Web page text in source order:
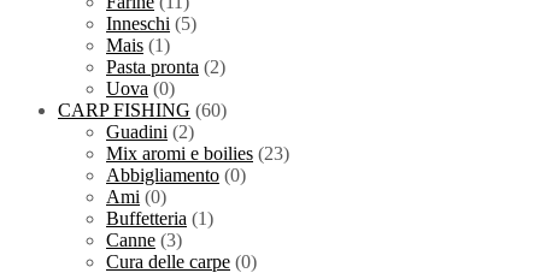
Inneschi (5)
Mais (1)
Pasta pronta (2)
Uova (0)
CARP FISHING (60)
Guadini (2)
Mix aromi e boilies (23)
Abbigliamento (0)
Ami (0)
Buffetteria (1)
Canne (3)
Cura delle carpe (0)